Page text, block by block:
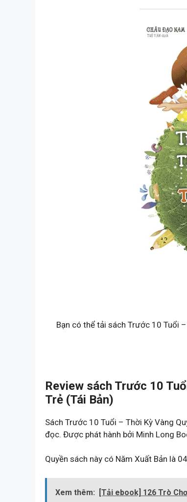
Bạn có thể tải sách Trước 10 Tuổi
Review sách Trước 10
Trẻ (Tái Bản)
Sách Trước 10 Tuổi – Thời Kỳ Vàng
đọc. Được phát hành bởi Minh Long
Quyền sách này có Năm Xuất Bản là
Xem thêm: [Tải ebook] 126 Trò